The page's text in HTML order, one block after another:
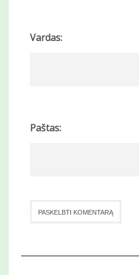
Vardas:
Paštas: